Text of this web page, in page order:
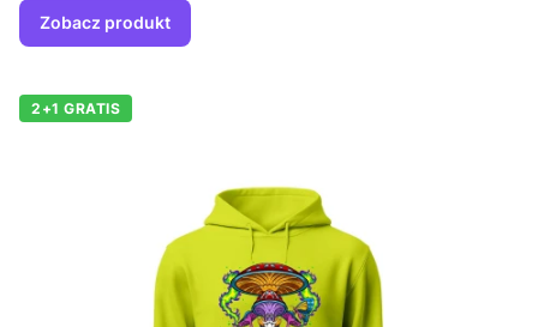
Zobacz produkt
2+1 GRATIS